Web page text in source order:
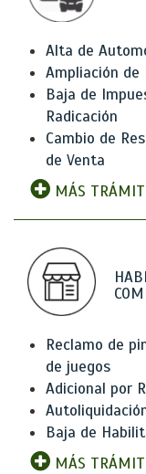
Alta de
Ampliación de
Baja de
Radicación
Cambio de
de Venta
MÁS
Reclamo de
de juegos
Adicional por
Baja de
MÁS